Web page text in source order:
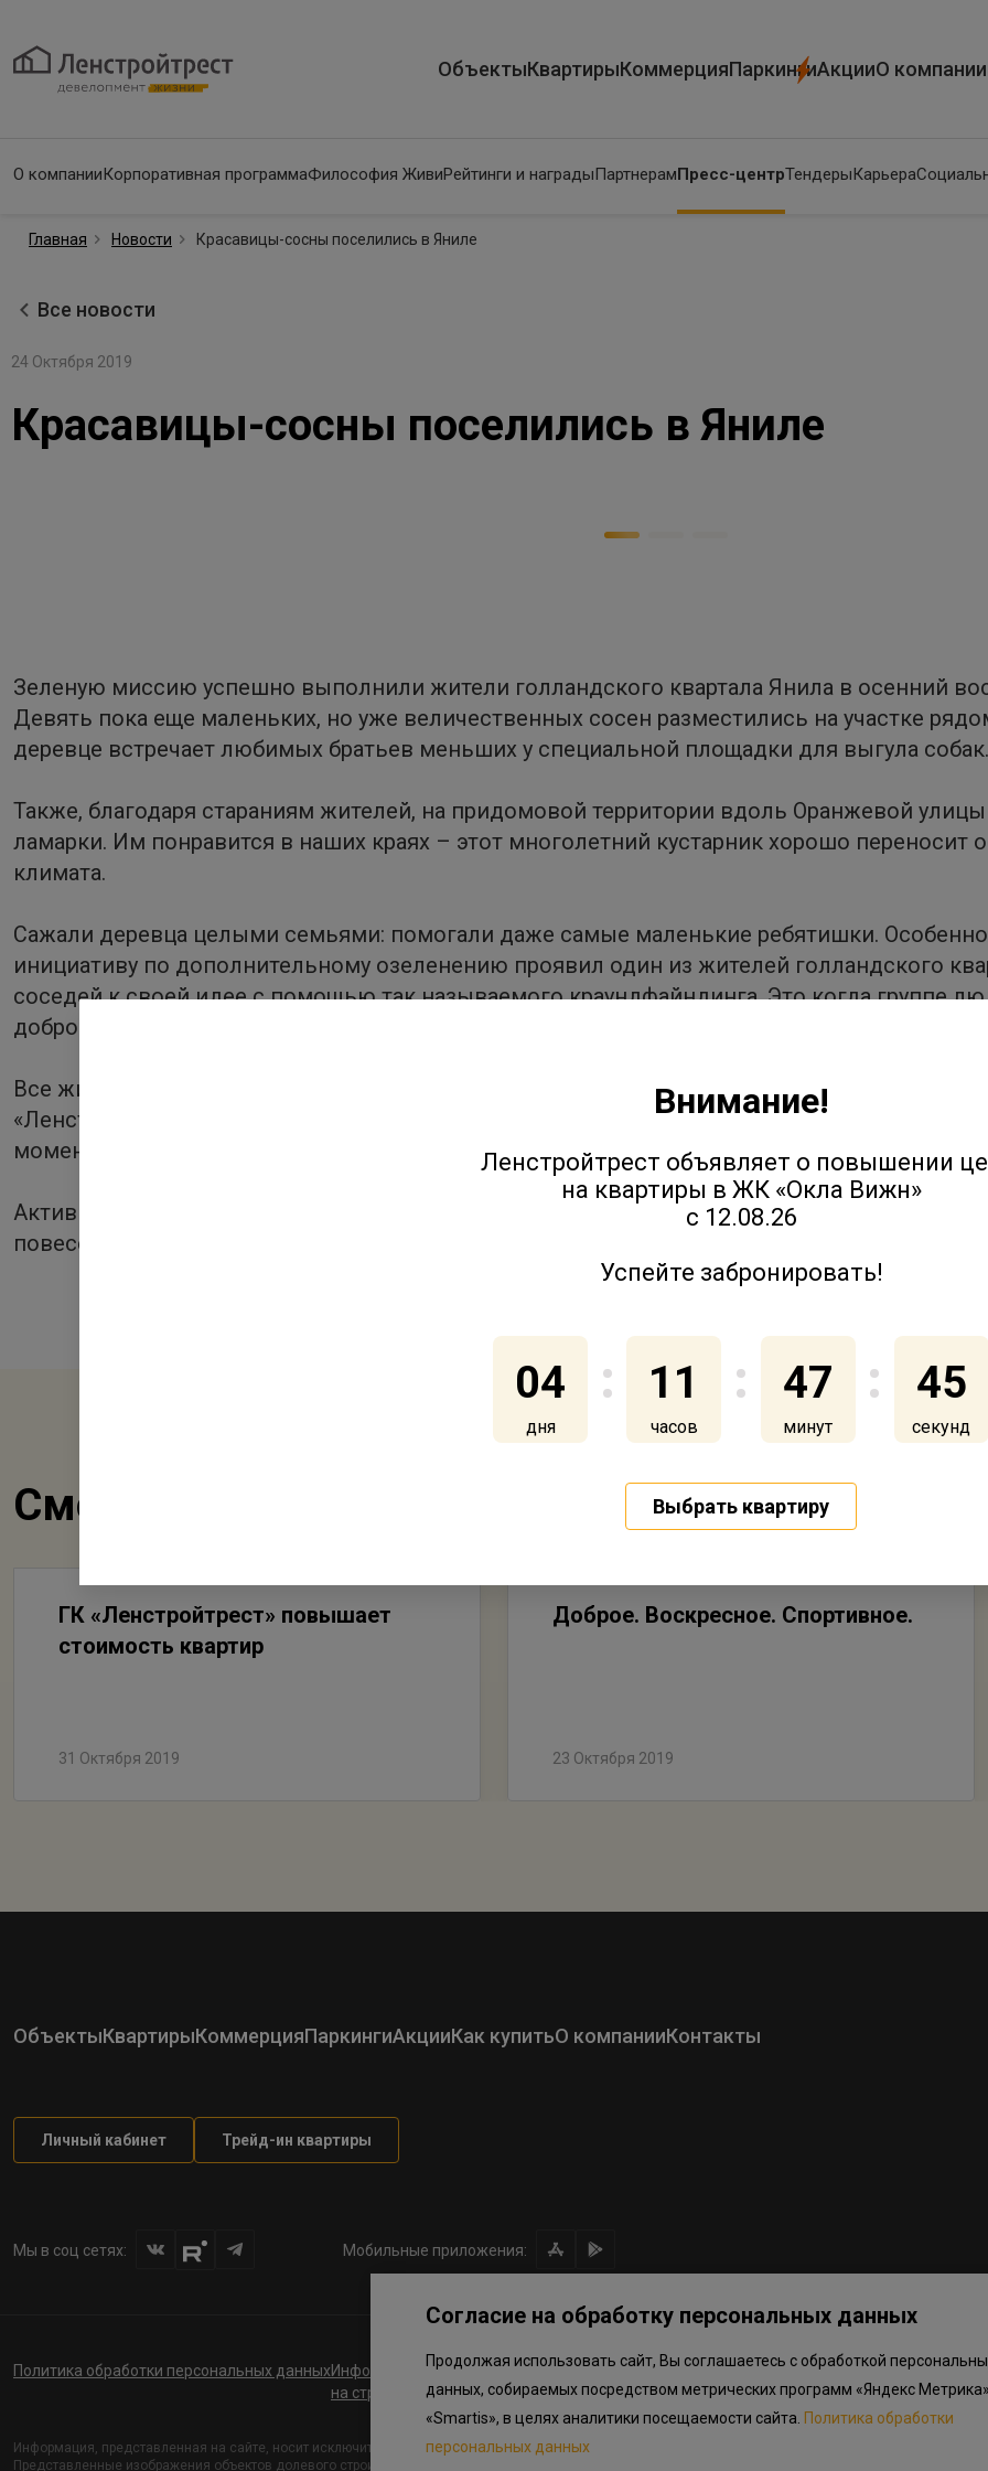
ОбъектыКвартирыКоммерцияПаркингиАкцииО компании
О компанииКорпоративная программаФилософия ЖивиРейтинги и наградыПартнерамПресс-центрТендерыКарьера
Главная Новости Красавицы-сосны поселились в Яниле
Все новости
24 Октября 2019
Красавицы-сосны поселились в Яниле
Зеленую миссию успешно выполнили жители голландского квартала Янила в осенний
Девять пока еще маленьких, но уже величественных сосен разместились на участке
деревце встречает любимых братьев меньших у специальной площадки для выгула собак.
Также, благодаря стараниям жителей, на придомовой территории вдоль Оранжевой
ламарки. Им понравится в наших краях – этот многолетний кустарник хорошо переносит
климата.
Сажали деревца целыми семьями: помогали даже самые маленькие ребятишки. Особенно
инициативу по дополнительному озеленению проявил один из жителей голландского
соседей к своей идее с помощью так называемого краундфайндинга. Это когда группе
добровольных началах объединить свои деньги или другие ресурсы ради какой-либо
Все жители квартала Янила идею поддержали. Дружные соседи собрали денежные
«Ленстройтрест» и управляющая компания оказали информационную поддержку, помогли
моментами и согласованием мест посадки сосен.
Активность стала настоящим тимбилдингом для всего двора: жители смогли поближе
повеселиться от души, надышаться свежим воздухом и получить удовольствие от
Смотрите также
ГК «Ленстройтрест» повышает
стоимость квартир
31 Октября 2019
Доброе. Воскресное. Спортивное.
23 Октября 2019
ОбъектыКвартирыКоммерцияПаркингиАкцииКак купитьО компанииКонтакты
Личный кабинет Трейд-ин квартиры
Мы в соц сетях: Мобильные приложения:
Политика обработки персональных данныхИнформация о плановом направлении средств
на строительство соц.объектов в Окле
Правила программы лояльности
Информация, представленная на сайте, носит исключительно ознакомительный характер, не является публичной офертой, определяемой
Представленные изображения объектов долевого строительства носят предварительный ознакомительный характер и могут отличаться от
Внимание!
Ленстройтрест объявляет о повышении
на квартиры в ЖК «Окла Вижн»
с 12.08.26
Успейте забронировать!
04
дня
11
часов
47
минут
44
секунды
Выбрать квартиру
Согласие на обработку персональных данных
Продолжая использовать сайт, Вы соглашаетесь с обработкой
данных, собираемых посредством метрических программ «Яндекс
«Smartis», в целях аналитики посещаемости сайта. Политика обработки
персональных данных